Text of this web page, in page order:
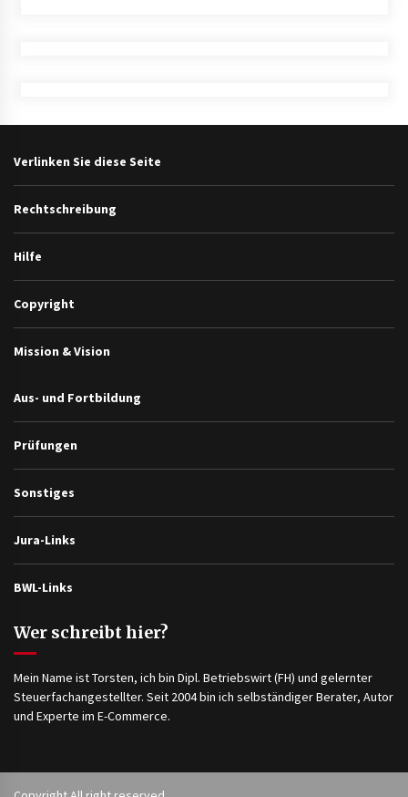
Verlinken Sie diese Seite
Rechtschreibung
Hilfe
Copyright
Mission & Vision
Aus- und Fortbildung
Prüfungen
Sonstiges
Jura-Links
BWL-Links
Wer schreibt hier?
Mein Name ist Torsten, ich bin Dipl. Betriebswirt (FH) und gelernter
Steuerfachangestellter. Seit 2004 bin ich selbständiger Berater, Autor
und Experte im E-Commerce.